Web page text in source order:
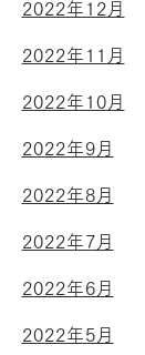
2022年12月
2022年11月
2022年10月
2022年9月
2022年8月
2022年7月
2022年6月
2022年5月